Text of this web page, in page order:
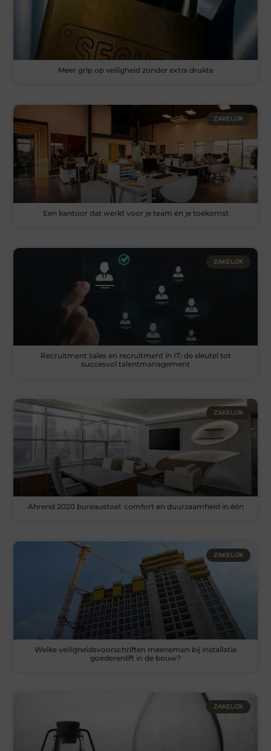
Meer grip op veiligheid zonder extra drukte
ZAKELIJK
Een kantoor dat werkt voor je team én je toekomst
ZAKELIJK
Recruitment sales en recruitment in IT: de sleutel tot
succesvol talentmanagement
ZAKELIJK
Ahrend 2020 bureaustoel: comfort en duurzaamheid in één
ZAKELIJK
Welke veiligheidsvoorschriften meenemen bij installatie
goederenlift in de bouw?
ZAKELIJK